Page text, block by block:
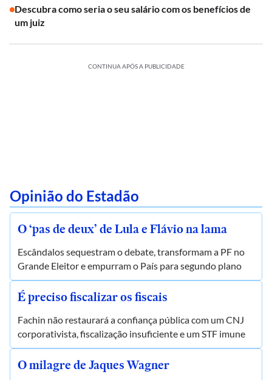
Descubra como seria o seu salário com os benefícios de
um juiz
CONTINUA APÓS A PUBLICIDADE
Opinião do Estadão
O ‘pas de deux’ de Lula e Flávio na lama
Escândalos sequestram o debate, transformam a PF no
Grande Eleitor e empurram o País para segundo plano
É preciso fiscalizar os fiscais
Fachin não restaurará a confiança pública com um CNJ
corporativista, fiscalização insuficiente e um STF imune
O milagre de Jaques Wagner